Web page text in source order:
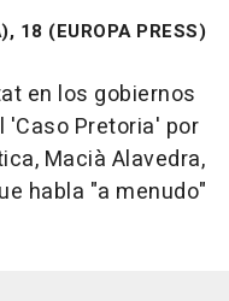
18 (EUROPA PRESS)
en los gobiernos
'Caso Pretoria' por
Macià Alavedra,
habla "a menudo"